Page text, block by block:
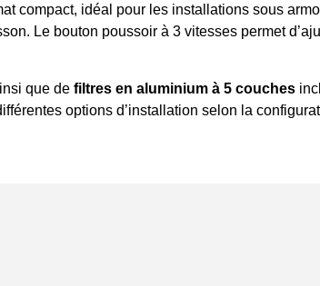
compact, idéal pour les installations sous
Le bouton poussoir à 3 vitesses permet
que de filtres en aluminium à 5 couches
options d’installation selon la